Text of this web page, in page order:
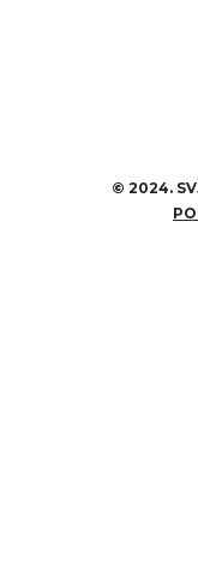
© 2024.